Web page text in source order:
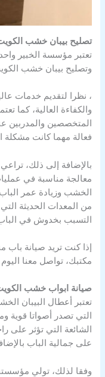
تصليح بيبان خشب
تعتبر مؤسسة الخبير
وتصليح بيبان خشب
، نظرا لتقديم خدمات
والكفاءة العالية، كما
المتخصصين والمدربين
فعالة مهما كانت مشكلة
بالإضافة إلى ذلك،
معالجة مناسبة في
الخشب وزيادة عمر
من المعدات الحديثة
التسبب بخدوش في
إذا كنت تريد صيانة
مكتبك، تواصل معنا
صيانة ابواب خشب
تعتبر أعطال البيبان
التي تصدر أصواتا قوية
الشائعة التي تؤثر على
على جمالية الباب
وفقا لذلك، تولي